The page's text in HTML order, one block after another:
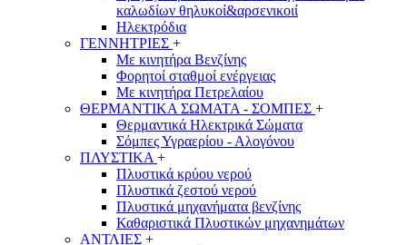
καλωδίων θηλυκοί&αρσενικοιί
Ηλεκτρόδια
ΓΕΝΝΗΤΡΙΕΣ +
Με κινητήρα Βενζίνης
Φορητοί σταθμοί ενέργειας
Με κινητήρα Πετρελαίου
ΘΕΡΜΑΝΤΙΚΑ ΣΩΜΑΤΑ - ΣΟΜΠΕΣ +
Θερμαντικά Ηλεκτρικά Σώματα
Σόμπες Υγραερίου - Αλογόνου
ΠΛΥΣΤΙΚΑ +
Πλυστικά κρύου νερού
Πλυστικά ζεστού νερού
Πλυστικά μηχανήματα βενζίνης
Καθαριστικά Πλυστικών μηχανημάτων
ΑΝΤΛΙΕΣ +